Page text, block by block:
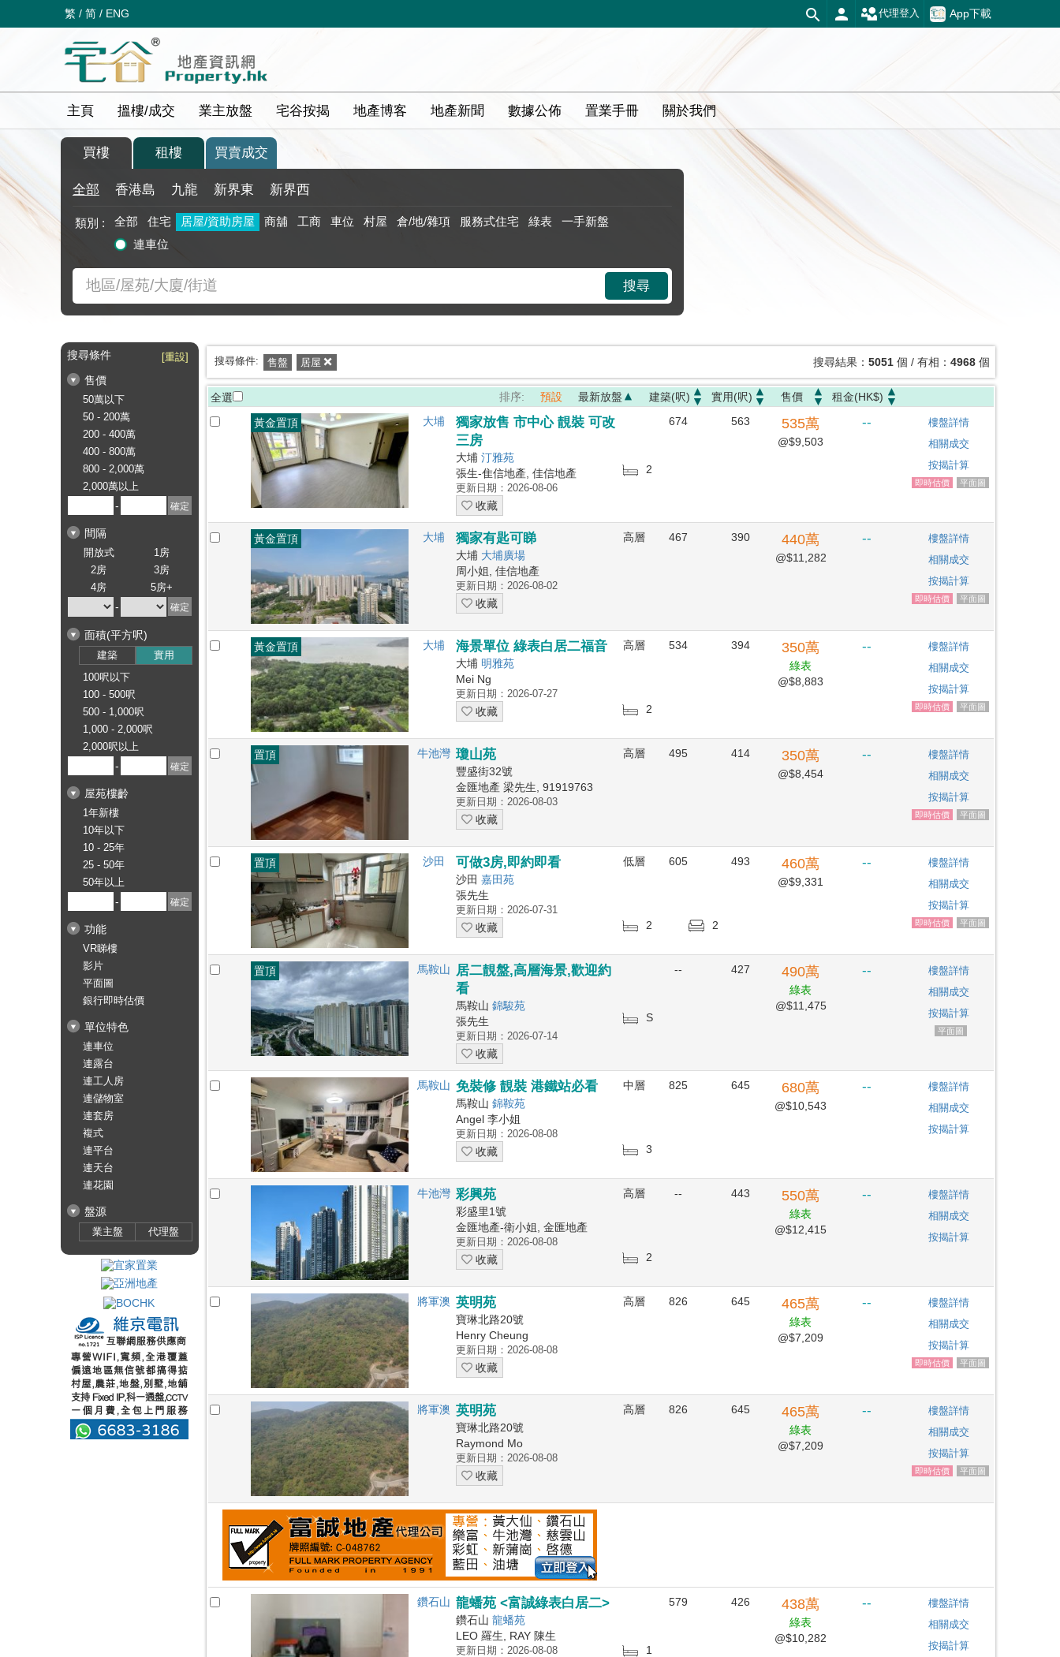
繁 / 简 / ENG App下載
代理登入
主頁 搵樓/成交 業主放盤 宅谷按揭 地產博客 地產新聞 數據公佈 置業手冊 關於我們
買樓 租樓 買賣成交
全部 香港島 九龍 新界東 新界西
類別 : 全部 住宅 居屋/資助房屋 商舖 工商 車位 村屋 倉/地/雜項 服務式住宅 綠表
一手新盤
連車位
搜尋
搜尋條件 [重設]
售價
50萬以下
50 - 200萬
200 - 400萬
400 - 800萬
800 - 2,000萬
2,000萬以上
-
間隔
開放式
1房
2房
3房
4房
5房+
-
面積(平方呎)
建築
實用
100呎以下
100 - 500呎
500 - 1,000呎
1,000 - 2,000呎
2,000呎以上
-
屋苑樓齡
1年新樓
10年以下
10 - 25年
25 - 50年
50年以上
-
功能
VR睇樓
影片
平面圖
銀行即時估價
單位特色
連車位
連露台
連工人房
連儲物室
連套房
複式
連平台
連天台
連花園
盤源
業主盤 代理盤
搜尋條件: 售盤 居屋 搜尋結果： 5051 個 / 有相： 4968 個
全選 排序: 預設 最新放盤 建築(呎) 實用(呎) 售價 租金(HK$)
黃金置頂 大埔
獨家放售 市中心 靚裝 可改
三房
大埔 汀雅苑
張生-隹信地產, 佳信地產
更新日期：2026-08-06
收藏
2
674 563 535萬
@$9,503
--
樓盤詳情
相關成交
按揭計算
即時估價 平面圖
黃金置頂 大埔 獨家有匙可睇
大埔 大埔廣場
周小姐, 佳信地產
更新日期：2026-08-02
收藏
高層 467 390 440萬
@$11,282
--
樓盤詳情
相關成交
按揭計算
即時估價 平面圖
黃金置頂 大埔 海景單位 綠表白居二福音
大埔 明雅苑
Mei Ng
更新日期：2026-07-27
收藏
高層
2
534 394 350萬
綠表
@$8,883
--
樓盤詳情
相關成交
按揭計算
即時估價 平面圖
置頂 牛池灣 瓊山苑
豐盛街32號
金匯地產 梁先生, 91919763
更新日期：2026-08-03
收藏
高層 495 414 350萬
@$8,454
--
樓盤詳情
相關成交
按揭計算
即時估價 平面圖
置頂 沙田 可做3房,即約即看
沙田 嘉田苑
張先生
更新日期：2026-07-31
收藏
低層
2 2
605 493 460萬
@$9,331
--
樓盤詳情
相關成交
按揭計算
即時估價 平面圖
置頂 馬鞍山
居二靚盤,高層海景,歡迎約
看
馬鞍山 錦駿苑
張先生
更新日期：2026-07-14
收藏
S
-- 427 490萬
綠表
@$11,475
--
樓盤詳情
相關成交
按揭計算
平面圖
馬鞍山 免裝修 靚裝 港鐵站必看
馬鞍山 錦鞍苑
Angel 李小姐
更新日期：2026-08-08
收藏
中層
3
825 645 680萬
@$10,543
--
樓盤詳情
相關成交
按揭計算
牛池灣 彩興苑
彩盛里1號
金匯地產-衛小姐, 金匯地產
更新日期：2026-08-08
收藏
高層
2
-- 443 550萬
綠表
@$12,415
--
樓盤詳情
相關成交
按揭計算
將軍澳 英明苑
寶琳北路20號
Henry Cheung
更新日期：2026-08-08
收藏
高層 826 645 465萬
綠表
@$7,209
--
樓盤詳情
相關成交
按揭計算
即時估價 平面圖
將軍澳 英明苑
寶琳北路20號
Raymond Mo
更新日期：2026-08-08
收藏
高層 826 645 465萬
綠表
@$7,209
--
樓盤詳情
相關成交
按揭計算
即時估價 平面圖
鑽石山 龍蟠苑 <富誠綠表白居二>
鑽石山 龍蟠苑
LEO 羅生, RAY 陳生
更新日期：2026-08-08 1
579 426 438萬
綠表
@$10,282
--
樓盤詳情
相關成交
按揭計算